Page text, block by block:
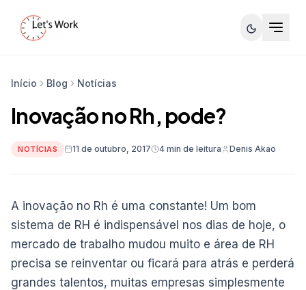
Início Blog Notícias
Inovação no Rh, pode?
NOTÍCIAS 11 de outubro, 2017 4 min de leitura Denis Akao
A inovação no Rh é uma constante! Um bom
sistema de RH é indispensável nos dias de hoje, o
mercado de trabalho mudou muito e área de RH
precisa se reinventar ou ficará para atrás e perderá
grandes talentos, muitas empresas simplesmente